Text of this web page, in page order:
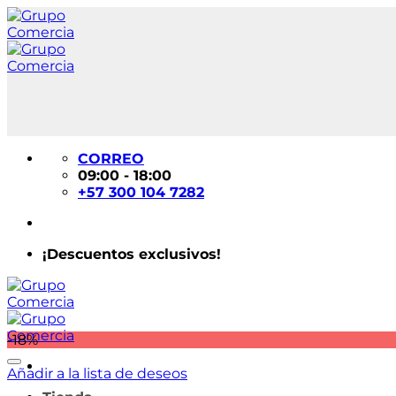
Saltar
al
contenido
CORREO
09:00 - 18:00
+57 300 104 7282
¡Descuentos exclusivos!
-18%
Añadir a la lista de deseos